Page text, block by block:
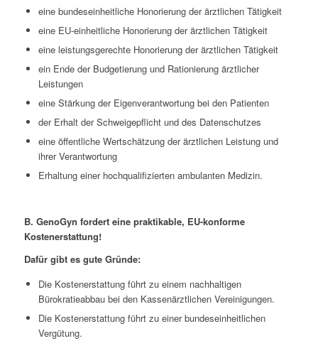
eine bundeseinheitliche Honorierung der ärztlichen Tätigkeit
eine EU-einheitliche Honorierung der ärztlichen Tätigkeit
eine leistungsgerechte Honorierung der ärztlichen Tätigkeit
ein Ende der Budgetierung und Rationierung ärztlicher
Leistungen
eine Stärkung der Eigenverantwortung bei den Patienten
der Erhalt der Schweigepflicht und des Datenschutzes
eine öffentliche Wertschätzung der ärztlichen Leistung und
ihrer Verantwortung
Erhaltung einer hochqualifizierten ambulanten Medizin.
B. GenoGyn fordert eine praktikable, EU-konforme
Kostenerstattung!
Dafür gibt es gute Gründe:
Die Kostenerstattung führt zu einem nachhaltigen
Bürokratieabbau bei den Kassenärztlichen Vereinigungen.
Die Kostenerstattung führt zu einer bundeseinheitlichen
Vergütung.